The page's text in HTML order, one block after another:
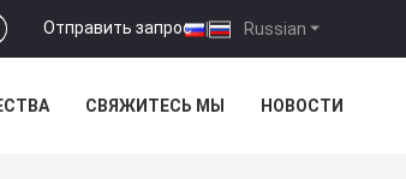
Russian
Отправить запрос |
СВЯЖИТЕСЬ МЫ НОВОСТИ